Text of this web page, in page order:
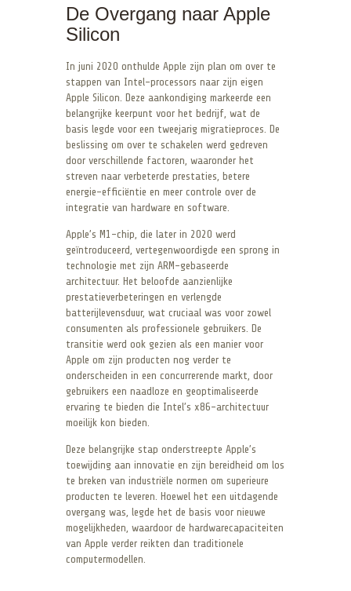
De Overgang naar Apple
Silicon
In juni 2020 onthulde Apple zijn plan om over te
stappen van Intel-processors naar zijn eigen
Apple Silicon. Deze aankondiging markeerde een
belangrijke keerpunt voor het bedrijf, wat de
basis legde voor een tweejarig migratieproces. De
beslissing om over te schakelen werd gedreven
door verschillende factoren, waaronder het
streven naar verbeterde prestaties, betere
energie-efficiëntie en meer controle over de
integratie van hardware en software.
Apple’s M1-chip, die later in 2020 werd
geïntroduceerd, vertegenwoordigde een sprong in
technologie met zijn ARM-gebaseerde
architectuur. Het beloofde aanzienlijke
prestatieverbeteringen en verlengde
batterijlevensduur, wat cruciaal was voor zowel
consumenten als professionele gebruikers. De
transitie werd ook gezien als een manier voor
Apple om zijn producten nog verder te
onderscheiden in een concurrerende markt, door
gebruikers een naadloze en geoptimaliseerde
ervaring te bieden die Intel’s x86-architectuur
moeilijk kon bieden.
Deze belangrijke stap onderstreepte Apple’s
toewijding aan innovatie en zijn bereidheid om los
te breken van industriële normen om superieure
producten te leveren. Hoewel het een uitdagende
overgang was, legde het de basis voor nieuwe
mogelijkheden, waardoor de hardwarecapaciteiten
van Apple verder reikten dan traditionele
computermodellen.